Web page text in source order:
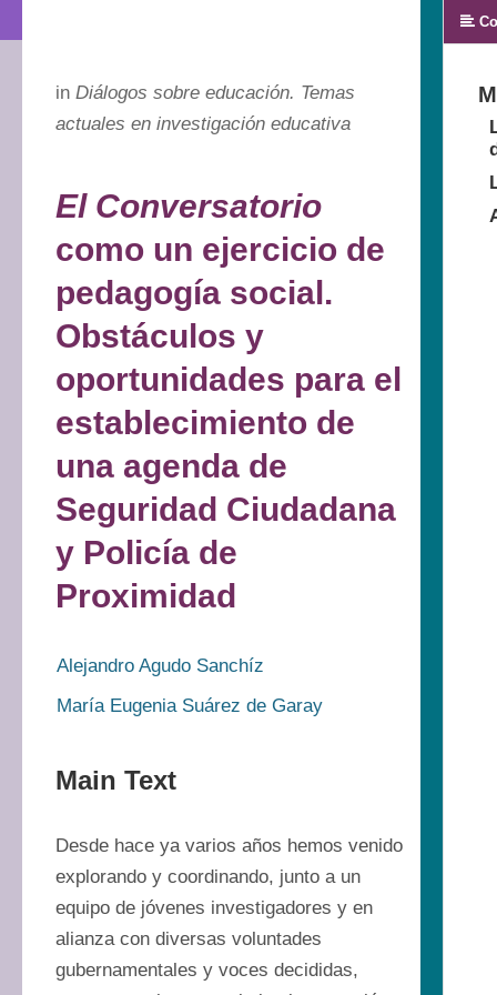
in Diálogos sobre educación. Temas
actuales en investigación educativa
El Conversatorio
como un ejercicio de
pedagogía social.
Obstáculos y
oportunidades para el
establecimiento de
una agenda de
Seguridad Ciudadana
y Policía de
Proximidad
Alejandro Agudo Sanchíz
María Eugenia Suárez de Garay
Main Text
Desde hace ya varios años hemos venido
explorando y coordinando, junto a un
equipo de jóvenes investigadores y en
alianza con diversas voluntades
gubernamentales y voces decididas,